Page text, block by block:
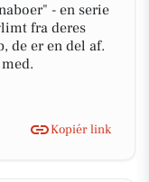
- en serie
fra deres
de er en del af.
Kopiér link